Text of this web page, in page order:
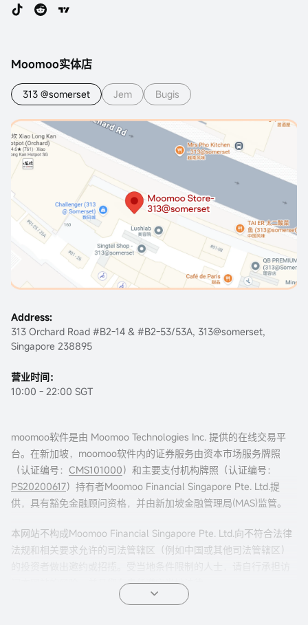
Moomoo实体店
313 @somerset Jem Bugis
Address:
313 Orchard Road #B2-14 & #B2-53/53A, 313@somerset,
Singapore 238895
营业时间：
10:00 - 22:00 SGT
moomoo软件是由 Moomoo Technologies Inc. 提供的在线交易平
台。在新加坡，moomoo软件内的证券服务由资本市场服务牌照
（认证编号： CMS101000）和主要支付机构牌照（认证编号：
PS20200617）持有者Moomoo Financial Singapore Pte. Ltd.提
供，具有豁免金融顾问资格，并由新加坡金融管理局(MAS)监管。
本网站不构成Moomoo Financial Singapore Pte. Ltd.向不符合法律
法规和相关要求允许的司法管辖区（例如中国或其他司法管辖区）
问本网站的风险，并且您有责任遵守当地法律。